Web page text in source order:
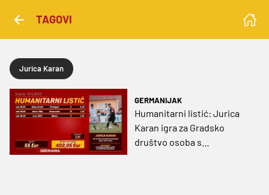
TAGOVI
Jurica Karan
GERMANIJAK
Humanitarni listić: Jurica
Karan igra za Gradsko
društvo osoba s